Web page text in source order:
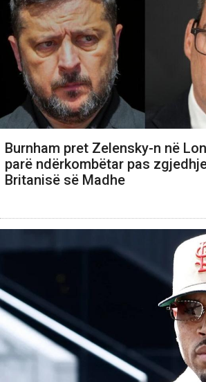
Burnham pret Zelensky-n në
parë ndërkombëtar pas
Britanisë së Madhe